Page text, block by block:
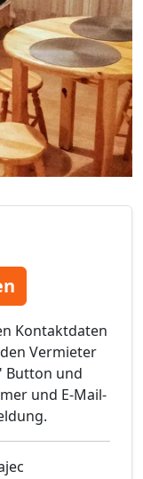
Kontaktdaten
Vermieter
Button und
und E-Mail-